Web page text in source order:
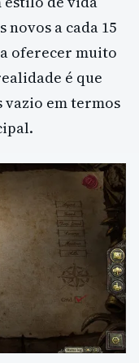
a cada 15
oferecer muito
é que
vazio em termos